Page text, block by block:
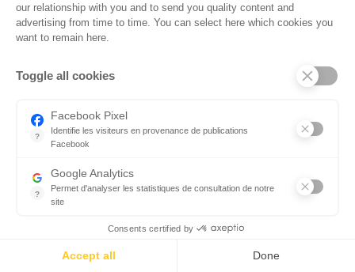
fantastique –
revenez bientôt !
our relationship with you and to send you quality content and
advertising from time to time. You can select here which cookies you
want to remain here.
Toggle all cookies
?
Facebook Pixel
Identifie les visiteurs en provenance de publications
Facebook
?
Google Analytics
Permet d'analyser les statistiques de consultation de notre
site
Consents certified by
Accept all Done